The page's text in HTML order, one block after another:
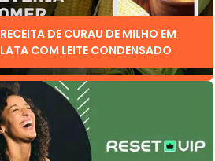
RECEITA DE CURAU DE MILHO EM
LATA COM LEITE CONDENSADO